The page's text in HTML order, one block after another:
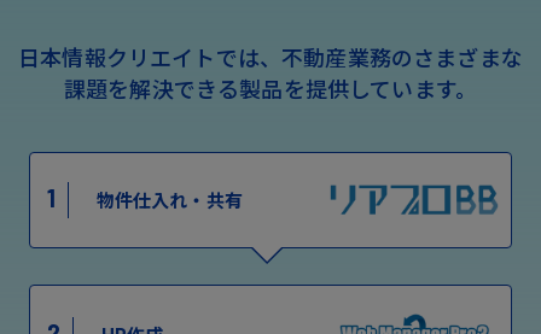
日本情報クリエイトでは、不動産業務のさまざまな
課題を解決できる製品を提供しています。
1 物件仕入れ・共有